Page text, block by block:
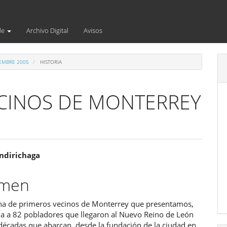
Archivo Digital Avisos
2005 HISTORIA
DE MONTERREY
de primeros vecinos de Monterrey que presentamos,
a 82 pobladores que llegaron al Nuevo Reino de León
que abarcan, desde la fundación de la ciudad en